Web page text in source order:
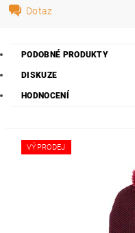
Dotaz
PODOBNÉ PRODUKTY
DISKUZE
HODNOCENÍ
VÝPRODEJ